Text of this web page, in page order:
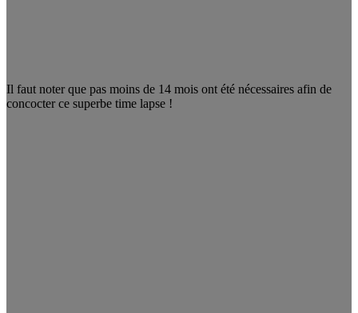
Il faut noter que pas moins de 14 mois ont été nécessaires afin de
concocter ce superbe time lapse !